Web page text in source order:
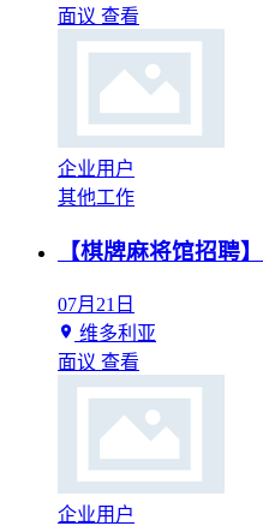
面议 查看
企业用户
其他工作
【棋牌麻将馆招聘】
07月21日
维多利亚
面议 查看
企业用户